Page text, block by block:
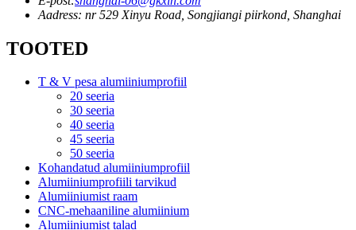
Aadress: nr 529 Xinyu Road, Songjiangi piirkond, Shanghai
TOOTED
T & V pesa alumiiniumprofiil
20 seeria
30 seeria
40 seeria
45 seeria
50 seeria
Kohandatud alumiiniumprofiil
Alumiiniumprofiili tarvikud
Alumiiniumist raam
CNC-mehaaniline alumiinium
Alumiiniumist talad